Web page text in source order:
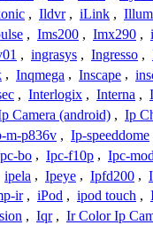
, Ildvr , iLink ,
, Ims200 , Imx290 ,
, ingrasys , Ingresso ,
, Inqmega , Inscape ,
, Interlogix , Interna ,
Camera (android) , Ip
m-p836v , Ip-speeddome
bo , Ipc-f10p , Ipc-
ipela , Ipeye , Ipfd200 ,
ir , iPod , ipod touch ,
, Iqr , Ir Color Ip